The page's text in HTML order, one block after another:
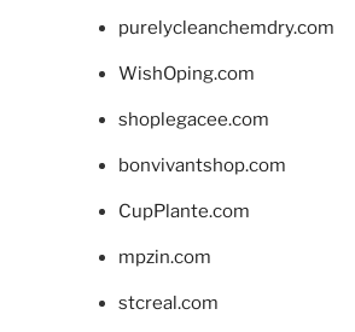
purelycleanchemdry.com
WishOping.com
shoplegacee.com
bonvivantshop.com
CupPlante.com
mpzin.com
stcreal.com